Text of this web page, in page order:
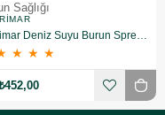
Sağlığı
Sterimar Deniz Suyu Burun Spreyi 100 ML
★ ★ ★